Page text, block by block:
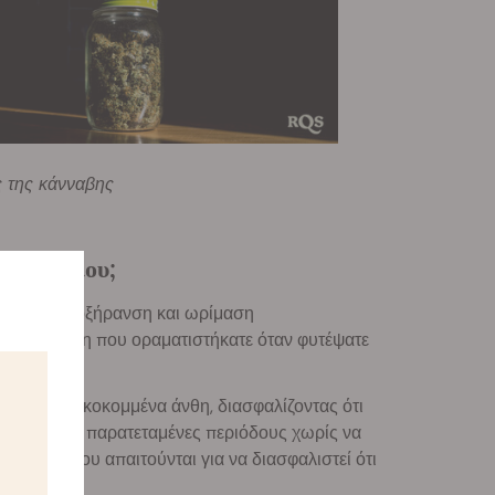
της κάνναβης
μου;
αποξήρανση και ωρίμαση
άνθη που οραματιστήκατε όταν φυτέψατε
τα φρεσκοκομμένα άνθη, διασφαλίζοντας ότι
για παρατεταμένες περιόδους χωρίς να
που απαιτούνται για να διασφαλιστεί ότι